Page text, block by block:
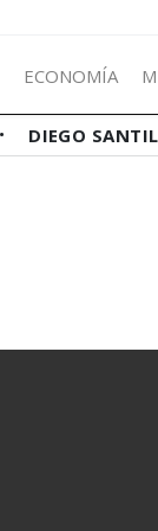
ECONOMÍA
DIEGO